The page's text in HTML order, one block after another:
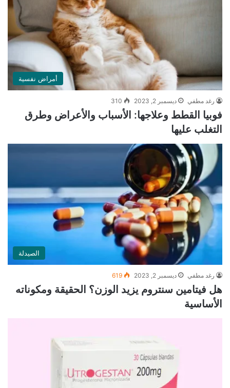
أمراض نفسية
رغد مطفي ديسمبر 2, 2023 310
فوبيا القطط وعلاجها: الأسباب والأعراض وطرق
التغلب عليها
الصيدلة
رغد مطفي ديسمبر 2, 2023 619
هل فيتامين سنتروم يزيد الوزن؟ الحقيقة ومكوناته
الأساسية